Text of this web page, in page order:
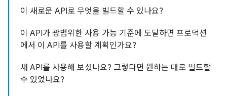
이 새로운 API로 무엇을 빌드할 수 있나요?
이 API가 광범위한 사용 가능 기준에 도달하면 프로덕션
에서 이 API를 사용할 계획인가요?
새 API를 사용해 보셨나요? 그렇다면 원하는 대로 빌드할
수 있었나요?